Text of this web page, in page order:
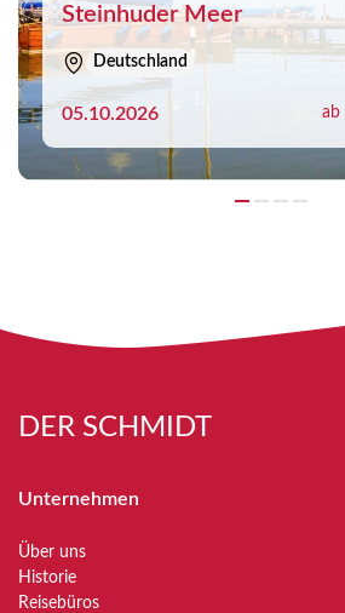
Steinhuder Meer
Deutschland
05.10.2026 ab
DER SCHMIDT
Unternehmen
Über uns
Historie
Reisebüros